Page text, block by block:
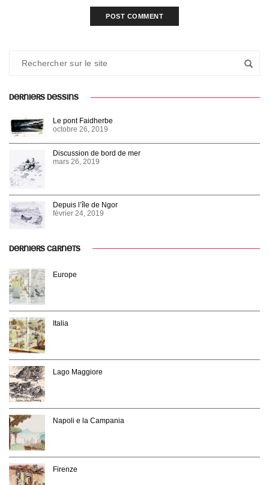
DERNIERS DESSINS
Le pont Faidherbe
octobre 26, 2019
Discussion de bord de mer
mars 26, 2019
Depuis l’île de Ngor
février 24, 2019
DERNIERS CARNETS
Europe
Italia
Lago Maggiore
Napoli e la Campania
Firenze